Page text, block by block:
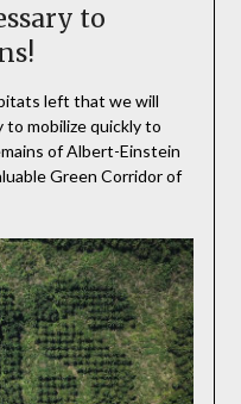
to
left that we will
to mobilize quickly to
of Albert-Einstein
Green Corridor of